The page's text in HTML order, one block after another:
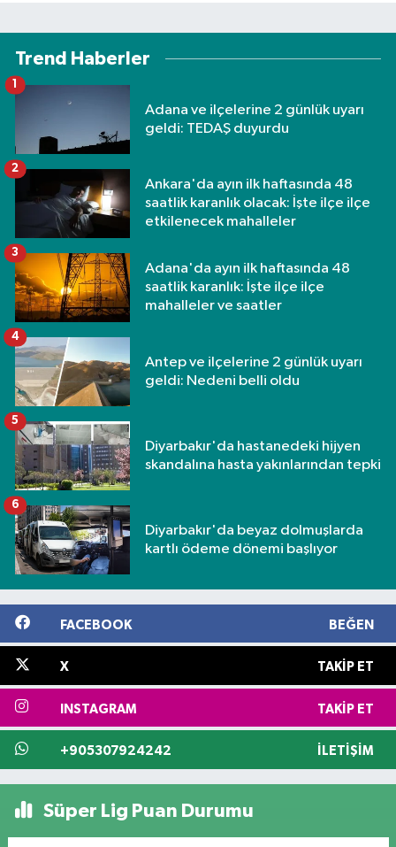
Trend Haberler
Adana ve ilçelerine 2 günlük uyarı
geldi: TEDAŞ duyurdu
1
Ankara'da ayın ilk haftasında 48
saatlik karanlık olacak: İşte ilçe ilçe
etkilenecek mahalleler
2
Adana'da ayın ilk haftasında 48
saatlik karanlık: İşte ilçe ilçe
mahalleler ve saatler
3
Antep ve ilçelerine 2 günlük uyarı
geldi: Nedeni belli oldu
4
Diyarbakır'da hastanedeki hijyen
skandalına hasta yakınlarından tepki
5
Diyarbakır'da beyaz dolmuşlarda
kartlı ödeme dönemi başlıyor
6
FACEBOOK BEĞEN
X TAKIP ET
INSTAGRAM TAKIP ET
+905307924242 İLETIŞIM
Süper Lig Puan Durumu